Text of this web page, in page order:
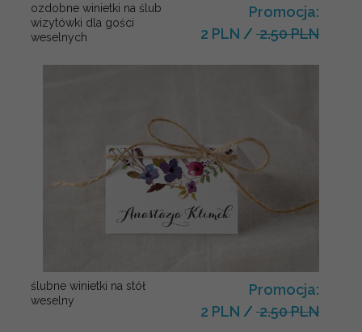
ozdobne winietki na ślub
wizytówki dla gości
weselnych
Promocja:
2 PLN / 2.50 PLN
ślubne winietki na stół
weselny
Promocja:
2 PLN / 2.50 PLN